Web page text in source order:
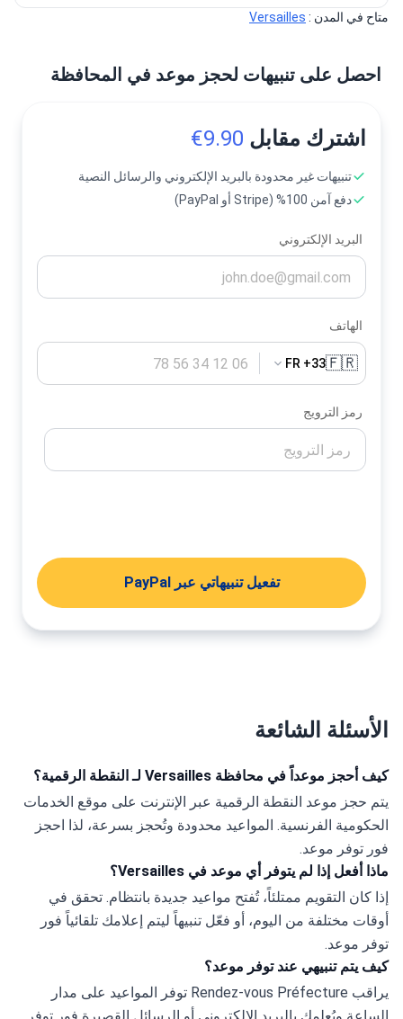
متاح في المدن : Versailles
احصل على تنبيهات لحجز موعد في المحافظة
اشترك مقابل 9.90€
تنبيهات غير محدودة بالبريد الإلكتروني والرسائل النصية
دفع آمن 100% (Stripe أو PayPal)
البريد الإلكتروني
الهاتف
🇫🇷
FR +33
رمز الترويج
تفعيل تنبيهاتي عبر PayPal
الأسئلة الشائعة
كيف أحجز موعداً في محافظة Versailles لـ النقطة الرقمية؟
فور توفر موعد.
ماذا أفعل إذا لم يتوفر أي موعد في Versailles؟
توفر موعد.
كيف يتم تنبيهي عند توفر موعد؟